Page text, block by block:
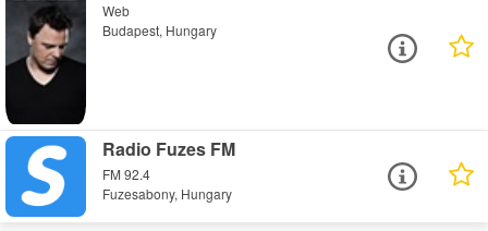
Web
Budapest, Hungary
Radio Fuzes FM
FM 92.4
Fuzesabony, Hungary